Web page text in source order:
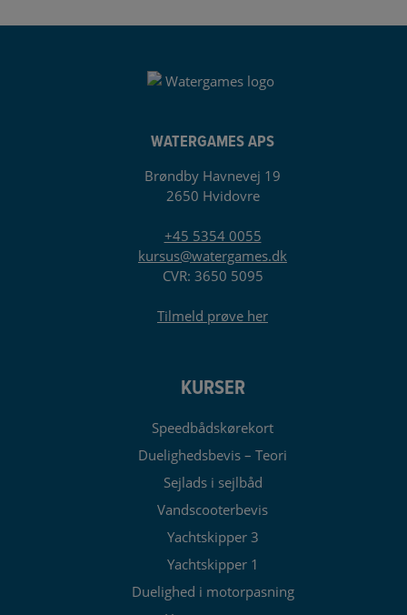
KURSER
Speedbådskørekort
Duelighedsbevis – Teori
Sejlads i sejlbåd
Vandscooterbevis
Yachtskipper 3
Yachtskipper 1
Duelighed i motorpasning
WATERGAMES APS
Brøndby Havnevej 19
2650 Hvidovre
+45 5354 0055
kursus@watergames.dk
CVR: 3650 5095
Tilmeld prøve her